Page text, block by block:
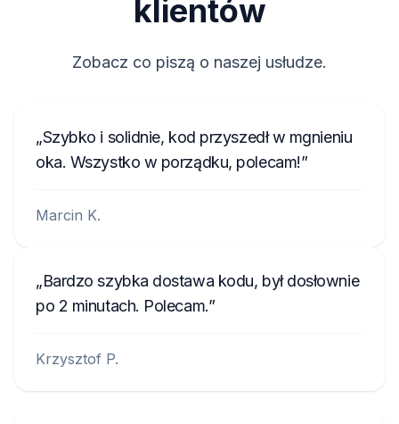
T00AM2221T0368
T19QN202213382
6802BD061074902
B40911748B
klientów
Zobacz co piszą o naszej usłudze.
Szybko i solidnie, kod przyszedł w mgnieniu
oka. Wszystko w porządku, polecam!
Marcin K.
Bardzo szybka dostawa kodu, był dosłownie
po 2 minutach. Polecam.
Krzysztof P.